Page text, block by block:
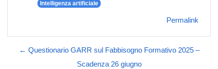
Intelligenza artificiale
Permalink
← Questionario GARR sul Fabbisogno Formativo 2025 –
Scadenza 26 giugno